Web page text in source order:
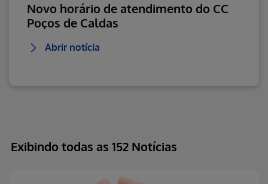
Novo horário de atendimento do CC
Poços de Caldas
Abrir notícia
Exibindo todas as 152 Notícias